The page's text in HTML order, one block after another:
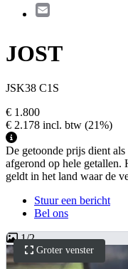
JOST
JSK38 C1S
€ 1.800
€ 2.178 incl. btw (21%)
De getoonde prijs dient
afgerond op hele getallen.
geldt in het land waar de
Stuur een bericht
Bel ons
Groter venster
1/2